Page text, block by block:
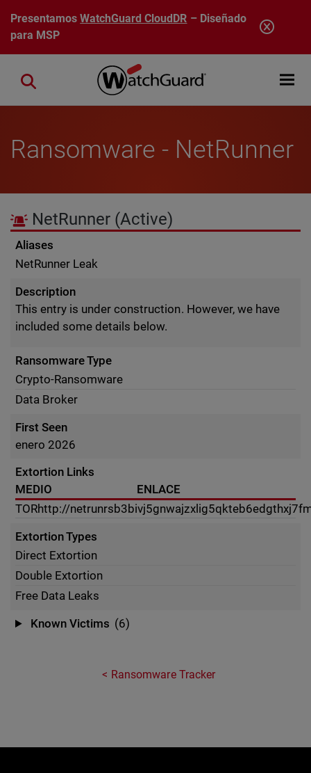
Pasar al contenido principal
PresentamosWatchGuard CloudDR – Diseñado
para MSP
Open
Close search
Ransomware - NetRunner
NetRunner (Active)
Aliases
NetRunner Leak
Description
This entry is under construction. However, we have
included some details below.
Ransomware Type
Crypto-Ransomware
Data Broker
First Seen
enero 2026
Extortion Links
MEDIO
ENLACE
TORhttp://
Extortion Types
Direct Extortion
Double Extortion
Free Data Leaks
Known Victims (6)
Ransomware Tracker